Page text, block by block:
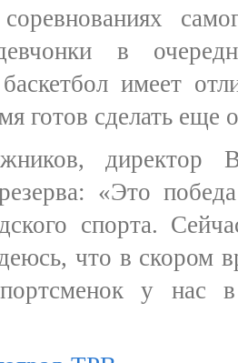
в
баскетбол имеет
готов сделать еще
директор
«Это
спорта.
что в скором
у